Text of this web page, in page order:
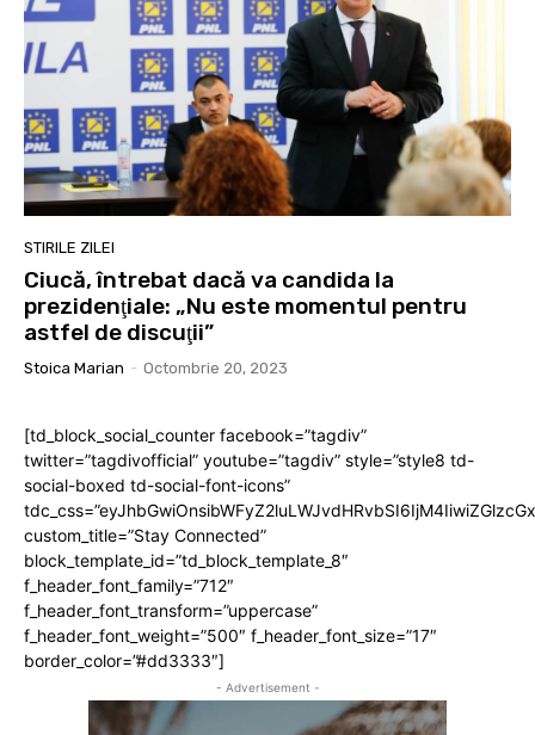
STIRILE ZILEI
Ciucă, întrebat dacă va candida la
prezidenţiale: „Nu este momentul pentru
astfel de discuţii”
Stoica Marian - Octombrie 20, 2023
[td_block_social_counter facebook=”tagdiv”
twitter=”tagdivofficial” youtube=”tagdiv” style=”style8 td-
social-boxed td-social-font-icons”
custom_title=”Stay Connected”
block_template_id=”td_block_template_8″
f_header_font_family=”712″
f_header_font_transform=”uppercase”
f_header_font_weight=”500″ f_header_font_size=”17″
border_color=”#dd3333″]
- Advertisement -